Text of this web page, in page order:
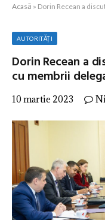
Acasă » Dorin Recean a
AUTORITĂȚI
Dorin Recean a
cu membrii
10 martie 2023